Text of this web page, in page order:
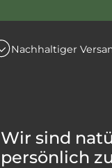
Nachhaltiger
Wir sind
persönlich